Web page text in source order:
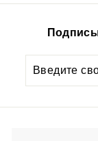
,
0
р
у
б
свой